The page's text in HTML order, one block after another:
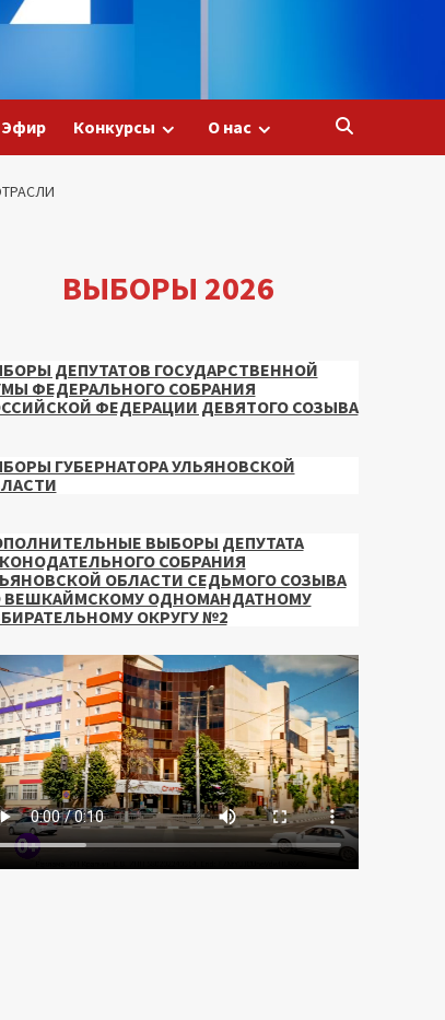
Эфир Конкурсы О нас
ВЫБОРЫ 2026
ДЕПУТАТОВ ГОСУДАРСТВЕННОЙ
ФЕДЕРАЛЬНОГО СОБРАНИЯ
ФЕДЕРАЦИИ ДЕВЯТОГО СОЗЫВА
ГУБЕРНАТОРА УЛЬЯНОВСКОЙ
ВЫБОРЫ ДЕПУТАТА
СОБРАНИЯ
ОБЛАСТИ СЕДЬМОГО СОЗЫВА
ВЕШКАЙМСКОМУ ОДНОМАНДАТНОМУ
ОКРУГУ №2